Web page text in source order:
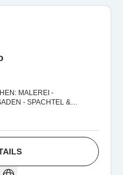
MALEREI -
- SPACHTEL &